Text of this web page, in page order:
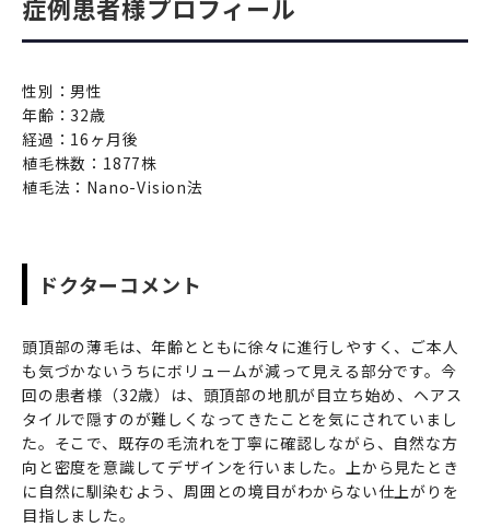
症例患者様プロフィール
性別：男性
年齢：32歳
経過：16ヶ月後
植毛株数：1877株
植毛法：Nano-Vision法
ドクターコメント
頭頂部の薄毛は、年齢とともに徐々に進行しやすく、ご本人
も気づかないうちにボリュームが減って見える部分です。今
回の患者様（32歳）は、頭頂部の地肌が目立ち始め、ヘアス
タイルで隠すのが難しくなってきたことを気にされていまし
た。そこで、既存の毛流れを丁寧に確認しながら、自然な方
向と密度を意識してデザインを行いました。上から見たとき
に自然に馴染むよう、周囲との境目がわからない仕上がりを
目指しました。